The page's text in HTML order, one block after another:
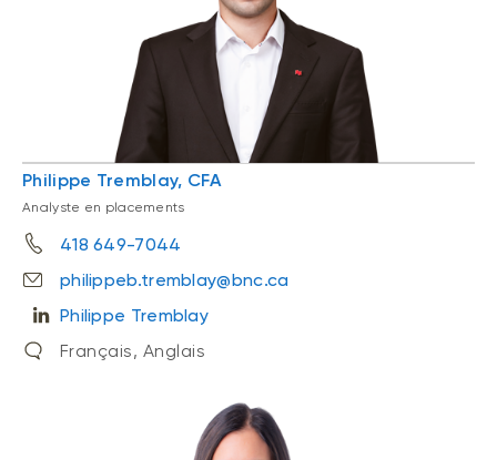
Philippe Tremblay, CFA
Analyste en placements
418 649-7044
philippeb.tremblay@bnc.ca
Philippe Tremblay
Français, Anglais